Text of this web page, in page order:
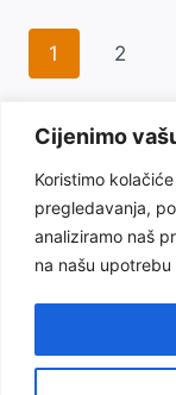
Cijenimo
Koristimo
pregledavanja,
analiziramo naš
na našu upotrebu
Page
1 2
Uslovi
O nama